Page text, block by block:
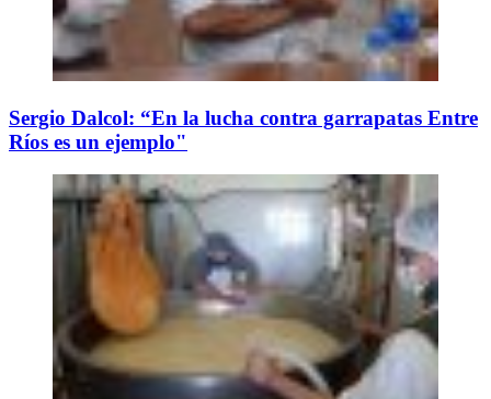
Sergio Dalcol: “En la lucha contra garrapatas Entre
Ríos es un ejemplo"